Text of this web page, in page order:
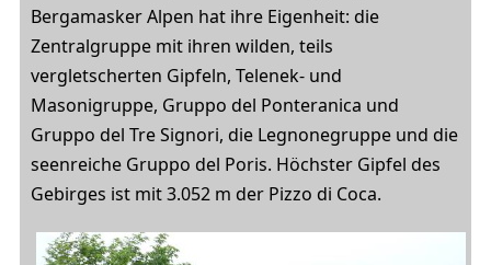
Bergamasker Alpen hat ihre Eigenheit: die
Zentralgruppe mit ihren wilden, teils
vergletscherten Gipfeln, Telenek- und
Masonigruppe, Gruppo del Ponteranica und
Gruppo del Tre Signori, die Legnonegruppe und die
seenreiche Gruppo del Poris. Höchster Gipfel des
Gebirges ist mit 3.052 m der Pizzo di Coca.